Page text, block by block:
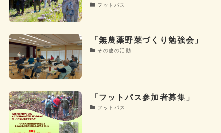
フットパス
「無農薬野菜づくり勉強会」
その他の活動
「フットパス参加者募集」
フットパス